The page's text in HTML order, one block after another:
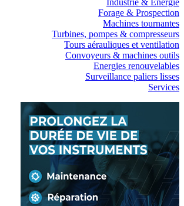
Industrie & Energie
Forage & Prospection
Machines tournantes
Turbines, pompes & compresseurs
Tours aérauliques et ventilation
Convoyeurs & machines outils
Energies renouvelables
Surveillance paliers lisses
Services